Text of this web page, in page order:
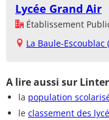
Lycée Grand Air
Établissement
La Baule-Escoublac
A lire aussi sur
la population
le classement des